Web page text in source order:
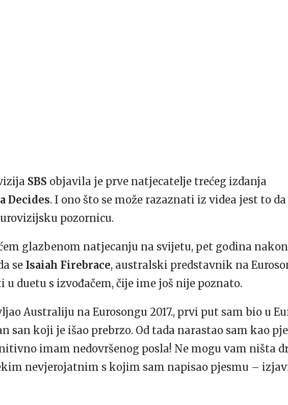
SBS objavila je prve natjecatelje trećeg izdanja
Decides. I ono što se može razaznati iz videa jest to
pozornicu.
glazbenom natjecanju na svijetu, pet godina
se Isaiah Firebrace, australski predstavnik na
u duetu s izvođačem, čije ime još nije poznato.
Australiju na Eurosongu 2017., prvi put sam bio u
san koji je išao prebrzo. Od tada narastao sam kao
imam nedovršenog posla! Ne mogu vam ništa
nevjerojatnim s kojim sam napisao pjesmu –